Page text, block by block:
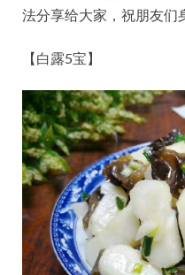
法分享给大家，祝朋友们
【白露5宝】